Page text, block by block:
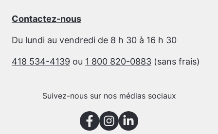
Contactez-nous
Du lundi au vendredi de 8 h 30 à 16 h 30
418 534-4139 ou 1 800 820-0883 (sans frais)
Suivez-nous sur nos médias sociaux